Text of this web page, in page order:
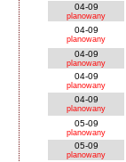
04-09
planowany
04-09
planowany
04-09
planowany
04-09
planowany
04-09
planowany
05-09
planowany
05-09
planowany